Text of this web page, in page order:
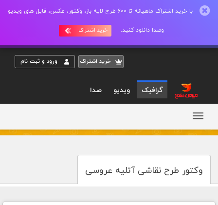
با خرید اشتراک ماهیانه تا 600 طرح لایه باز، وکتور، عکس، فایل های ویدیو
وصدا دانلود کنید. خرید اشتراک
خريد اشتراک ورود و ثبت نام
گرافیک ویدیو صدا
وکتور طرح نقاشی آتلیه عروسی